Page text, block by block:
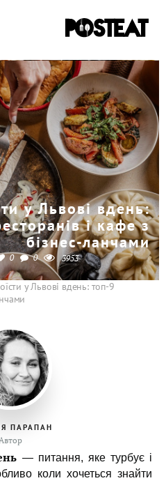
у Львові вдень:
і кафе з
бізнес-ланчами
0 0 3953
у Львові вдень: топ-9
ПАРАПАН
— питання, яке турбує і
коли хочеться знайти